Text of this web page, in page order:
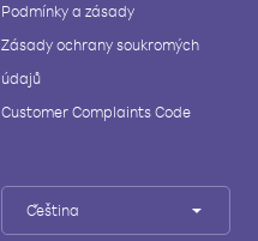
Podmínky a zásady
Zásady ochrany soukromých
údajů
Customer Complaints Code
Čeština